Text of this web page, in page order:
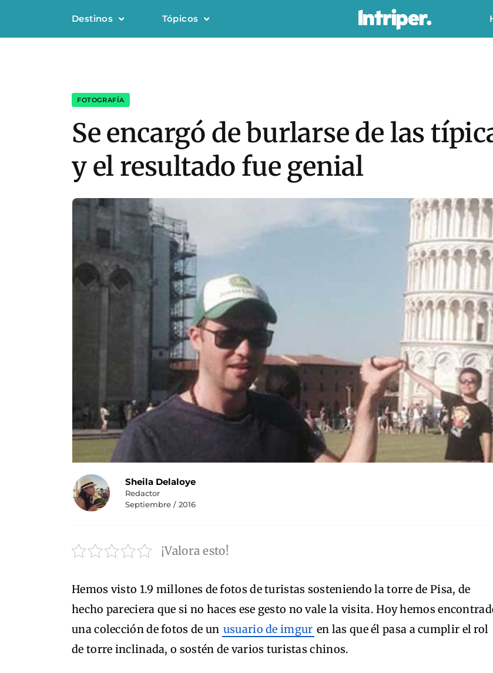
Destinos Tópicos
FOTOGRAFÍA
Se encargó de burlarse de las
y el resultado fue genial
Sheila Delaloye
Redactor
Septiembre / 2016
¡Valora esto!
Hemos visto 1.9 millones de fotos de turistas sosteniendo la torre de Pisa, de
hecho pareciera que si no haces ese gesto no vale la visita. Hoy hemos
una colección de fotos de un usuario de imgur en las que él pasa a cumplir el rol
de torre inclinada, o sostén de varios turistas chinos.